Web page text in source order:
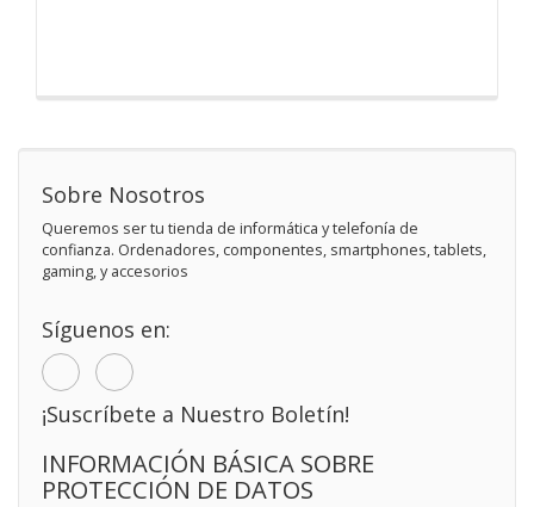
Sobre Nosotros
Queremos ser tu tienda de informática y telefonía de
confianza. Ordenadores, componentes, smartphones, tablets,
gaming, y accesorios
Síguenos en:
¡Suscríbete a Nuestro Boletín!
INFORMACIÓN BÁSICA SOBRE
PROTECCIÓN DE DATOS